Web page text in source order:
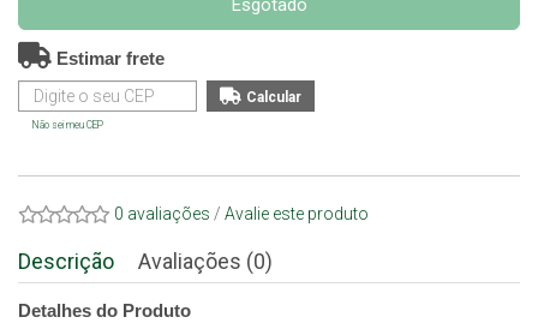
Esgotado
Estimar frete
Não sei meu CEP
0 avaliações / Avalie este produto
Descrição Avaliações (0)
Detalhes do Produto